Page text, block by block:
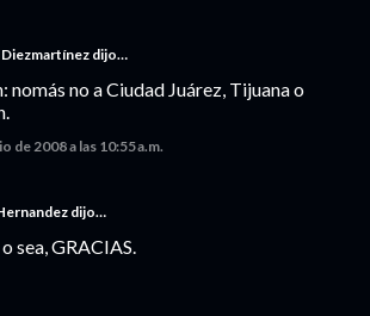
dijo…
nomás no a Ciudad Juárez, Tijuana o
de 2008 a las 10:55 a.m.
dijo…
sea, GRACIAS.